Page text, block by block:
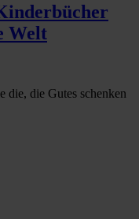
Welt
die, die Gutes schenken